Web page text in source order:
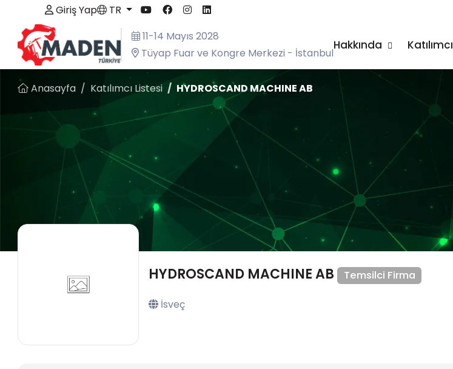
Giriş Yap
TR
11-14 Mayıs 2028
Tüyap Fuar ve Kongre Merkezi - İstanbul
Hakkında Katılımcı
Anasayfa Katılımcı Listesi HYDROSCAND MACHINE AB
HYDROSCAND MACHINE AB Temsilci Firma
İsveç